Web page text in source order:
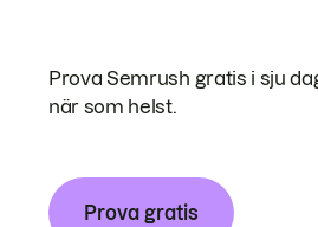
Prova Semrush gratis i sju
när som helst.
Prova gratis